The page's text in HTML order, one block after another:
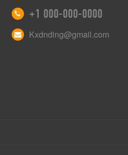
+1 000-000-0000
Kxdnding@gmail.com